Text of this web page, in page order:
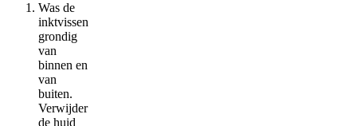
Was de
inktvissen
grondig
van
binnen en
van
buiten.
Verwijder
de huid